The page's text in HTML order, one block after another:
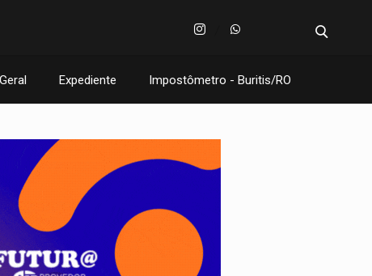
Geral Expediente Impostômetro - Buritis/RO